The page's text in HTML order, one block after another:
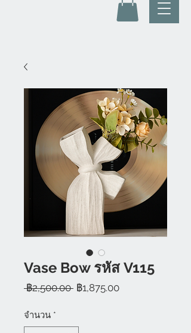
Vase Bow รหัส V115
฿2,500.00 ราคา
฿1,875.00ราคา
จำนวน *